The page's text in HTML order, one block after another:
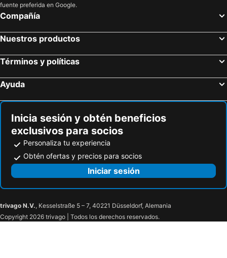
Hotel Le Negresco
Le Méridien Nice
Hotel Aston La Scala
Best Western Premier Hotel Roosevelt
Le Dortoir Boutique Suites
Aparthotel Adagio Nice Centre
ibis Nice Centre Notre Dame
Hotel du Pin Nice Port
Hôtel Alcôve Nice
Amaryllis
Hôtel Saint Georges
Best Western Plus Nice Cosy Hotel
Hotel 66 Nice
Hotel Les Orangers
Hotel Florence Nice
fuente preferida en Google.
Compañía
Nuestros productos
Términos y políticas
Ayuda
Inicia sesión y obtén beneficios
exclusivos para socios
Personaliza tu experiencia
Obtén ofertas y precios para socios
Iniciar sesión
trivago N.V., Kesselstraße 5 – 7, 40221 Düsseldorf, Alemania
Copyright 2026 trivago | Todos los derechos reservados.